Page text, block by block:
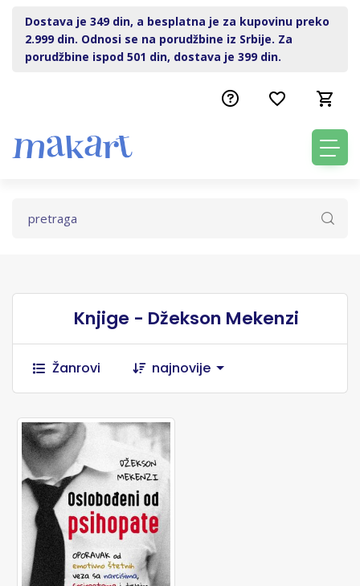
Dostava je 349 din, a besplatna je za kupovinu preko
2.999 din. Odnosi se na porudžbine iz Srbije. Za
porudžbine ispod 501 din, dostava je 399 din.
Knjige - Džekson Mekenzi
Žanrovi najnovije